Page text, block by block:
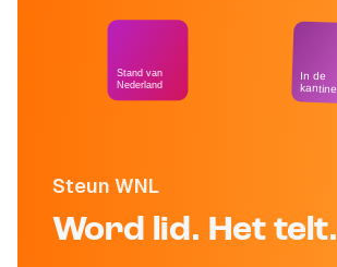
Steun WNL
Word lid. Het telt.
Stand van
Nederland
In de
kantine